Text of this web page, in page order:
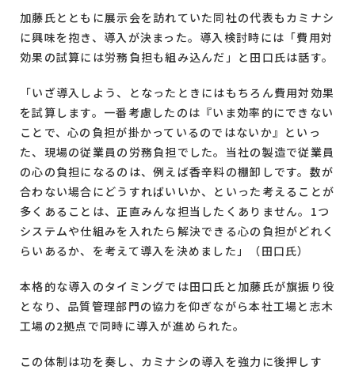
加藤氏とともに展示会を訪れていた同社の代表もカミナシ
に興味を抱き、導入が決まった。導入検討時には「費用対
効果の試算には労務負担も組み込んだ」と田口氏は話す。
「いざ導入しよう、となったときにはもちろん費用対効果
を試算します。一番考慮したのは『いま効率的にできない
ことで、心の負担が掛かっているのではないか』といっ
た、現場の従業員の労務負担でした。当社の製造で従業員
の心の負担になるのは、例えば香辛料の棚卸しです。数が
合わない場合にどうすればいいか、といった考えることが
多くあることは、正直みんな担当したくありません。1つ
システムや仕組みを入れたら解決できる心の負担がどれく
らいあるか、を考えて導入を決めました」（田口氏）
本格的な導入のタイミングでは田口氏と加藤氏が旗振り役
となり、品質管理部門の協力を仰ぎながら本社工場と志木
工場の2拠点で同時に導入が進められた。
この体制は功を奏し、カミナシの導入を強力に後押しす